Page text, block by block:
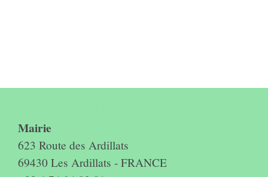
Mairie
623 Route des Ardillats
69430 Les Ardillats - FRANCE